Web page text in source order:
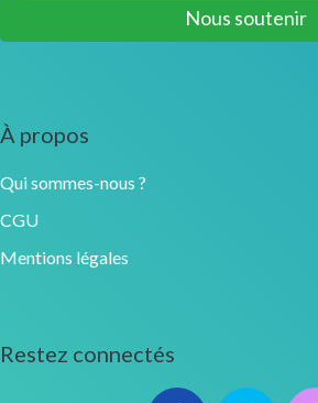
Nous soutenir
À propos
Qui sommes-nous ?
CGU
Mentions légales
Restez connectés